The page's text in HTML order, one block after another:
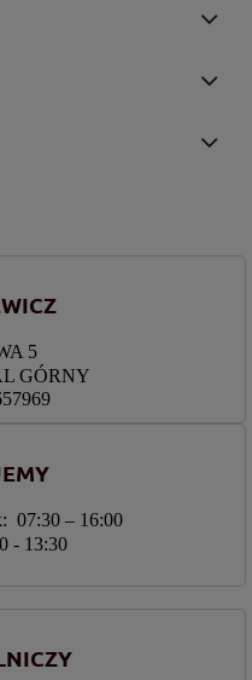
5
GÓRNY
07:30 – 16:00
- 13:30